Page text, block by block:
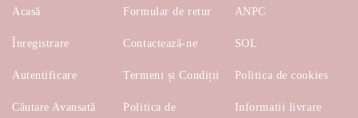
Acasă
Înregistrare
Autentificare
Căutare Avansată
Formular de retur
Contactează-ne
Termeni și Condiții
Politica de
ANPC
SOL
Politica de cookies
Informatii livrare